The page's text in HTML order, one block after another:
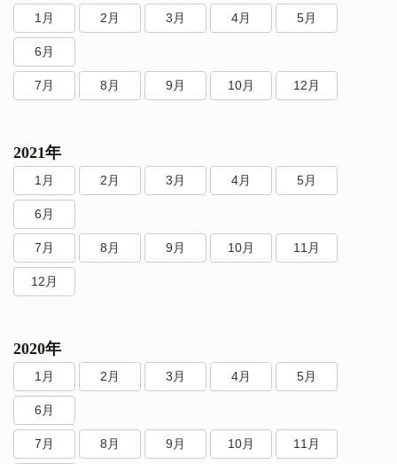
1月 2月 3月 4月 5月
6月
7月 8月 9月 10月 12月
2021年
1月 2月 3月 4月 5月
6月
7月 8月 9月 10月 11月
12月
2020年
1月 2月 3月 4月 5月
6月
7月 8月 9月 10月 11月